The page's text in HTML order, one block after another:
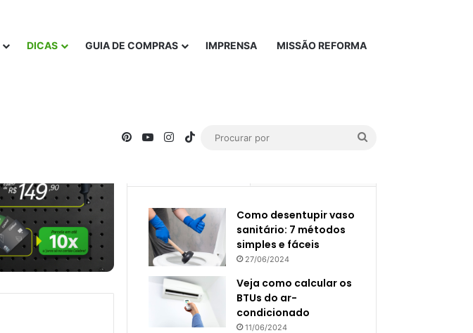
DICAS GUIA DE COMPRAS IMPRENSA MISSÃO REFORMA
PinterestYouTubeInstagram
TikTok
Como desentupir vaso
sanitário: 7 métodos
simples e fáceis
27/06/2024
Veja como calcular os
BTUs do ar-
condicionado
11/06/2024